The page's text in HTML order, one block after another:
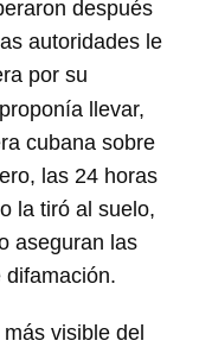
después
autoridades le
por su
llevar,
cubana sobre
las 24 horas
la tiró al suelo,
aseguran las
visible del